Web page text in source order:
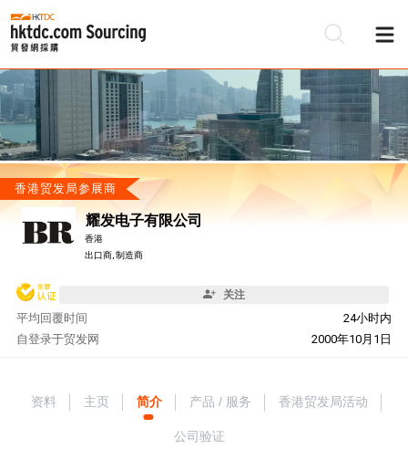
香港贸发局参展商
耀发电子有限公司
香港
出口商, 制造商
关注
平均回覆时间
24小时内
自
2000年10月1日
登录于贸发网
资料 主页 简介 产品 / 服务 香港贸发局活动
公司验证